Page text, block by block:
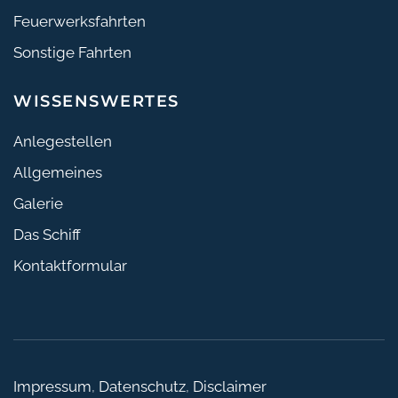
Feuerwerksfahrten
Sonstige Fahrten
WISSENSWERTES
Anlegestellen
Allgemeines
Galerie
Das Schiff
Kontaktformular
Impressum, Datenschutz, Disclaimer